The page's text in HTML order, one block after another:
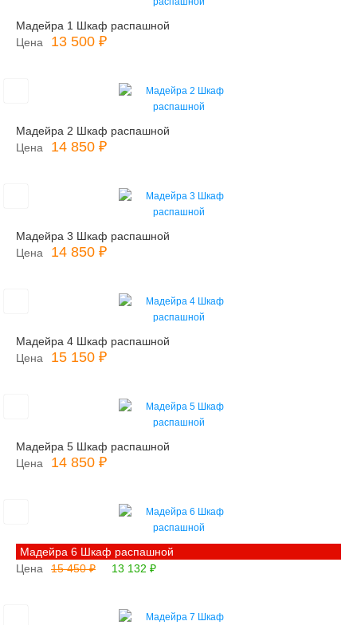
Мадейра 1 Шкаф распашной
Цена
13 500 ₽
Мадейра 2 Шкаф распашной
Цена
14 850 ₽
Мадейра 3 Шкаф распашной
Цена
14 850 ₽
Мадейра 4 Шкаф распашной
Цена
15 150 ₽
Мадейра 5 Шкаф распашной
Цена
14 850 ₽
Мадейра 6 Шкаф распашной
Цена
15 450 ₽ 13 132 ₽